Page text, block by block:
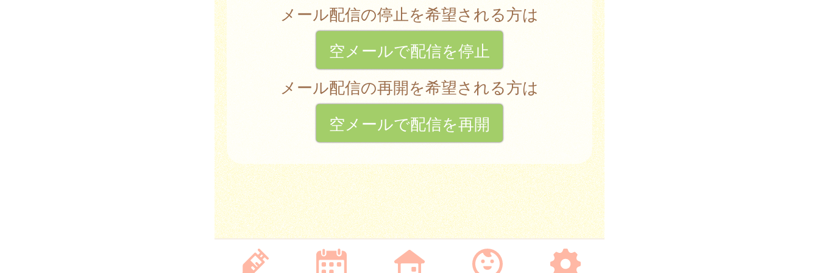
メール配信の停止を希望される方は
空メールで配信を停止
メール配信の再開を希望される方は
空メールで配信を再開